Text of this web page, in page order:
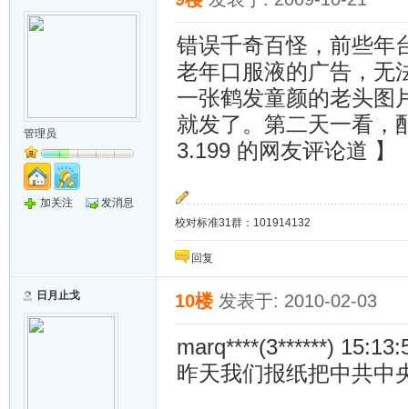
管理员
加关注 发消息
错误千奇百怪，前些年
老年口服液的广告，无
一张鹤发童颜的老头图
就发了。第二天一看，
3.199 的网友评论道 】
校对标准31群：101914132
回复
日月止戈 10楼 发表于: 2010-02-03
marq****(3******)
昨天我们报纸把中共中